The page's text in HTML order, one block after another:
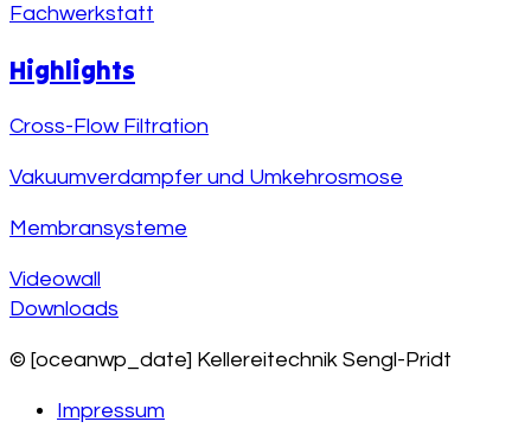
Fachwerkstatt
Highlights
Cross-Flow Filtration
Vakuumverdampfer und Umkehrosmose
Membransysteme
Videowall
Downloads
© [oceanwp_date] Kellereitechnik Sengl-Pridt
Impressum